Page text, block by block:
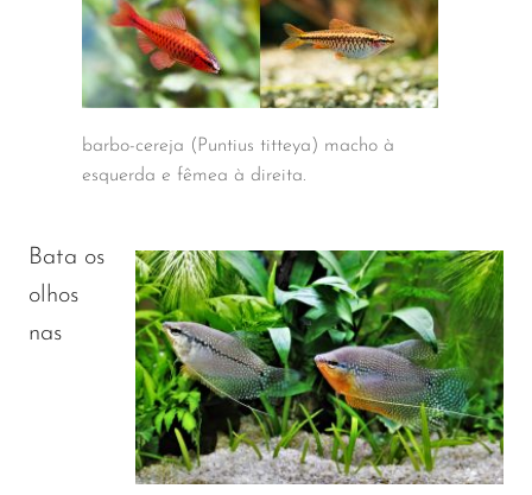
barbo-cereja (Puntius titteya) macho à
esquerda e fêmea à direita.
Bata os
olhos
nas